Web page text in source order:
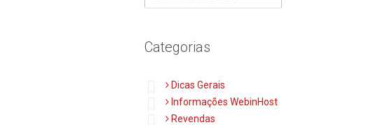
Categorias
Dicas Gerais
Informações WebinHost
Revendas